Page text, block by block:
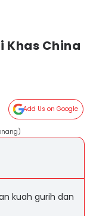
Khas China
Add Us on Google
kuah gurih dan